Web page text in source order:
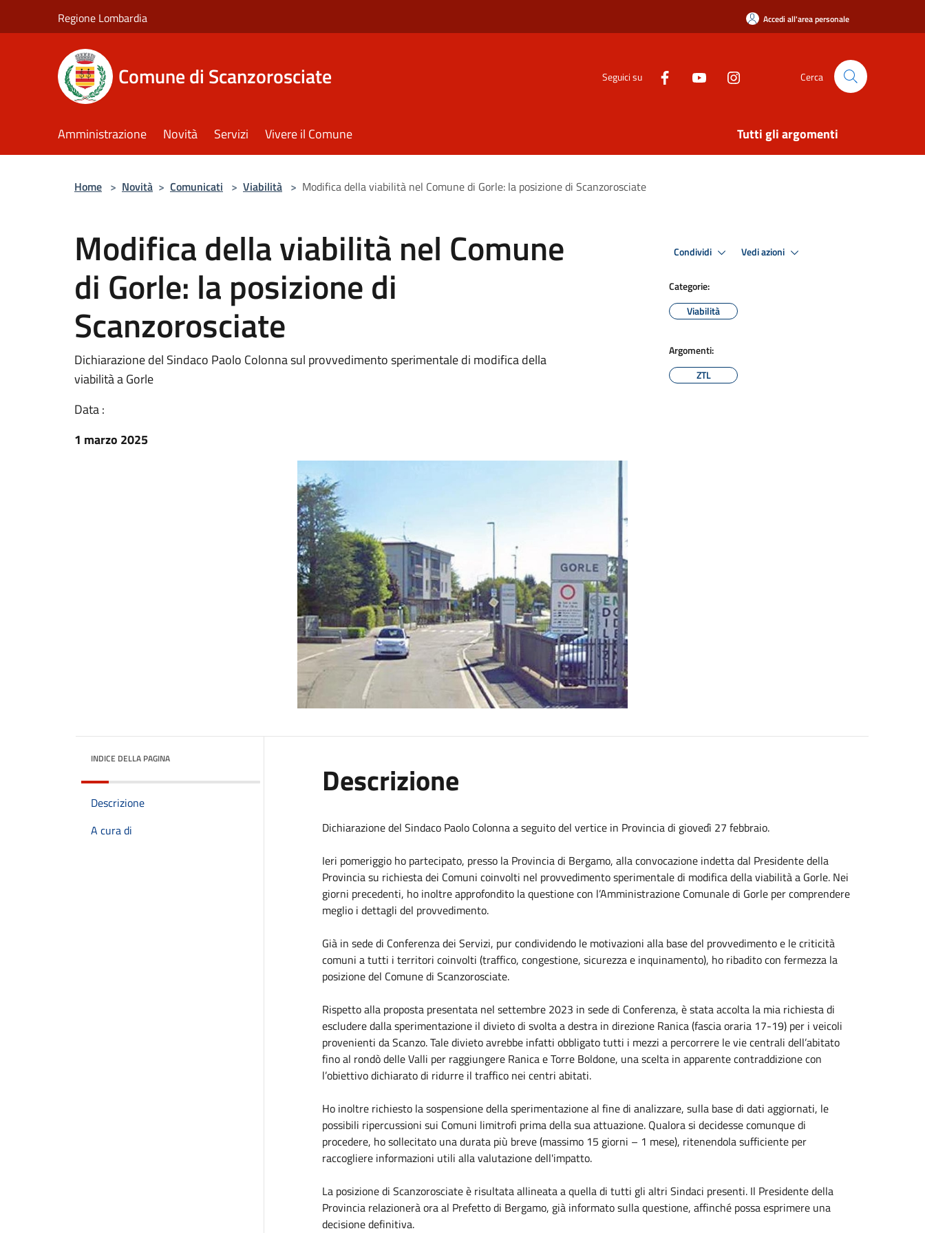
Regione Lombardia Accedi all'area personale
Comune di Scanzorosciate Seguici su Cerca
Amministrazione Novità Servizi Vivere il Comune Tutti gli argomenti
Home > Novità > Comunicati > Viabilità > Modifica della viabilità nel Comune di Gorle: la posizione di Scanzorosciate
Modifica della viabilità nel Comune
di Gorle: la posizione di
Scanzorosciate
Dichiarazione del Sindaco Paolo Colonna sul provvedimento sperimentale di modifica della
viabilità a Gorle
Data :
1 marzo 2025
Condividi Vedi azioni
Categorie:
Viabilità
Argomenti:
ZTL
INDICE DELLA PAGINA
Descrizione
A cura di
Descrizione
Dichiarazione del Sindaco Paolo Colonna a seguito del vertice in Provincia di giovedì 27 febbraio.
Ieri pomeriggio ho partecipato, presso la Provincia di Bergamo, alla convocazione indetta dal Presidente della
Provincia su richiesta dei Comuni coinvolti nel provvedimento sperimentale di modifica della viabilità a Gorle. Nei
giorni precedenti, ho inoltre approfondito la questione con l’Amministrazione Comunale di Gorle per comprendere
meglio i dettagli del provvedimento.
Già in sede di Conferenza dei Servizi, pur condividendo le motivazioni alla base del provvedimento e le criticità
comuni a tutti i territori coinvolti (traffico, congestione, sicurezza e inquinamento), ho ribadito con fermezza la
posizione del Comune di Scanzorosciate.
Rispetto alla proposta presentata nel settembre 2023 in sede di Conferenza, è stata accolta la mia richiesta di
escludere dalla sperimentazione il divieto di svolta a destra in direzione Ranica (fascia oraria 17-19) per i veicoli
provenienti da Scanzo. Tale divieto avrebbe infatti obbligato tutti i mezzi a percorrere le vie centrali dell’abitato
fino al rondò delle Valli per raggiungere Ranica e Torre Boldone, una scelta in apparente contraddizione con
l’obiettivo dichiarato di ridurre il traffico nei centri abitati.
Ho inoltre richiesto la sospensione della sperimentazione al fine di analizzare, sulla base di dati aggiornati, le
possibili ripercussioni sui Comuni limitrofi prima della sua attuazione. Qualora si decidesse comunque di
procedere, ho sollecitato una durata più breve (massimo 15 giorni – 1 mese), ritenendola sufficiente per
raccogliere informazioni utili alla valutazione dell'impatto.
La posizione di Scanzorosciate è risultata allineata a quella di tutti gli altri Sindaci presenti. Il Presidente della
Provincia relazionerà ora al Prefetto di Bergamo, già informato sulla questione, affinché possa esprimere una
decisione definitiva.